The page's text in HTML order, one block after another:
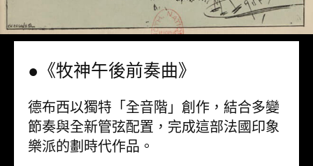
●《牧神午後前奏曲》
德布西以獨特「全音階」創作，結合多變
節奏與全新管弦配置，完成這部法國印象
樂派的劃時代作品。